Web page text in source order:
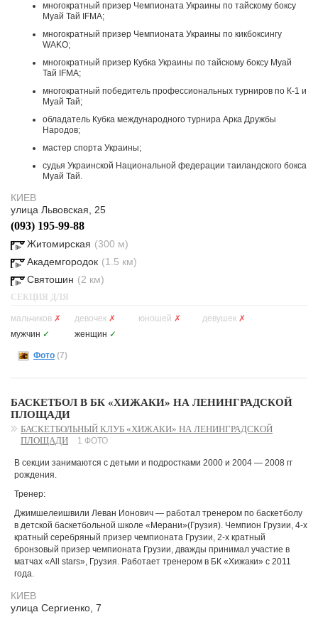
многократный призер Чемпионата Украины по тайскому боксу
Муай Тай IFMA;
многократный призер Чемпионата Украины по кикбоксингу
WAKO;
многократный призер Кубка Украины по тайскому боксу Муай
Тай IFMA;
многократный победитель профессиональных турниров по К-1 и
Муай Тай;
обладатель Кубка международного турнира Арка Дружбы
Народов;
мастер спорта Украины;
судья Украинской Национальной федерации таиландского бокса
Муай Тай.
КИЕВ
улица Львовская, 25
(093) 195-99-88
Житомирская (300 м)
Академгородок (1.5 км)
Святошин (2 км)
СЕКЦИЯ ДЛЯ
мальчиков ✗ девочек ✗ юношей ✗ девушек ✗
мужчин ✓ женщин ✓
Фото (7)
БАСКЕТБОЛ В БК «ХИЖАКИ» НА ЛЕНИНГРАДСКОЙ
ПЛОЩАДИ
БАСКЕТБОЛЬНЫЙ КЛУБ «ХИЖАКИ» НА ЛЕНИНГРАДСКОЙ
ПЛОЩАДИ
1 ФОТО
В секции занимаются с детьми и подростками 2000 и 2004 ― 2008 гг
рождения.
Тренер:
Джимшелеишвили Леван Ионович ― работал тренером по баскетболу
в детской баскетбольной школе «Мерани»(Грузия). Чемпион Грузии, 4-х
кратный серебряный призер чемпионата Грузии, 2-х кратный
бронзовый призер чемпионата Грузии, дважды принимал участие в
матчах «All stars», Грузия. Работает тренером в БК «Хижаки» с 2011
года.
КИЕВ
улица Сергиенко, 7